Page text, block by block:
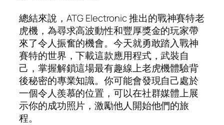
總結來說，ATG Electronic 推出的戰神賽特老
虎機，為尋求高波動性和豐厚獎金的玩家帶
來了令人振奮的機會。今天就勇敢踏入戰神
賽特的世界，下載這款應用程式，武裝自
己，掌握解鎖這場最有趣線上老虎機體驗背
後秘密的專業知識。你可能會發現自己處於
一個令人羨慕的位置，可以在社群媒體上展
示你的成功照片，激勵他人開始他們的旅
程。